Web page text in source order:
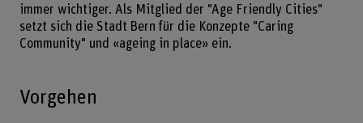
immer wichtiger. Als Mitglied der "Age Friendly Cities"
setzt sich die Stadt Bern für die Konzepte "Caring
Community" und «ageing in place» ein.
Vorgehen